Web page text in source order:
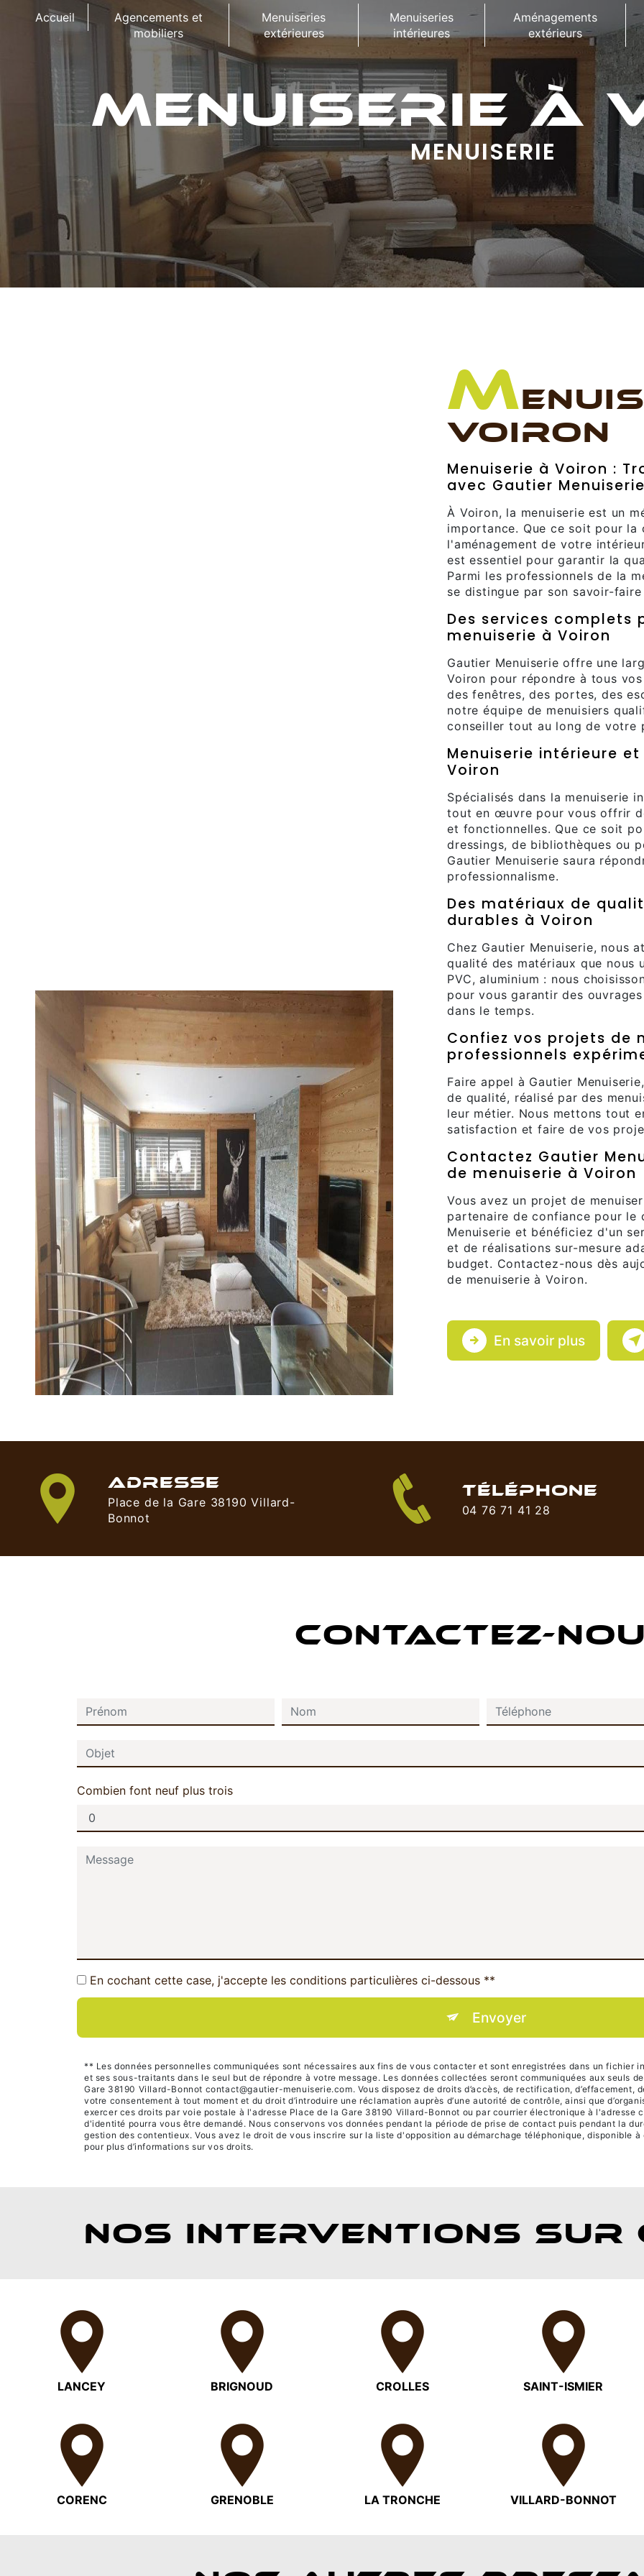
Accueil
Agencements et
mobiliers
Menuiseries
extérieures
Menuiseries
intérieures
Aménagements
extérieurs
MENUISERIE À
MENUISERIE
M
VOIRON
Menuiserie à Voiron :
avec Gautier
À Voiron, la menuiserie est un
importance. Que ce soit pour
l'aménagement de votre
est essentiel pour garantir la
Parmi les professionnels de la
se distingue par son savoir-
Des services complets
menuiserie à Voiron
Gautier Menuiserie offre une
Voiron pour répondre à tous
des fenêtres, des portes, des
notre équipe de menuisiers
conseiller tout au long de votre
Menuiserie intérieure
Voiron
Spécialisés dans la menuiserie
tout en œuvre pour vous offrir
et fonctionnelles. Que ce soit
dressings, de bibliothèques ou
Gautier Menuiserie saura
professionnalisme.
Des matériaux de
durables à Voiron
Chez Gautier Menuiserie, nous
qualité des matériaux que nous
PVC, aluminium : nous
pour vous garantir des
dans le temps.
Confiez vos projets de
professionnels
Faire appel à Gautier
de qualité, réalisé par des
leur métier. Nous mettons tout
satisfaction et faire de vos
Contactez Gautier
de menuiserie à Voiron
Vous avez un projet de
partenaire de confiance pour le
Menuiserie et bénéficiez d'un
et de réalisations sur-mesure
budget. Contactez-nous dès
de menuiserie à Voiron.
En savoir plus
ADRESSE
Place de la Gare 38190 Villard-
Bonnot
TÉLÉPHONE
04 76 71 41 28
CONTACTEZ-
Combien font neuf plus trois
En cochant cette case, j'accepte les conditions particulières ci-dessous **
Envoyer
** Les données personnelles communiquées sont nécessaires aux fins de vous contacter et sont enregistrées dans un fichier
et ses sous-traitants dans le seul but de répondre à votre message. Les données collectées seront communiquées aux seuls
Gare 38190 Villard-Bonnot contact@gautier-menuiserie.com. Vous disposez de droits d’accès, de rectification, d’effacement,
votre consentement à tout moment et du droit d’introduire une réclamation auprès d’une autorité de contrôle, ainsi que
exercer ces droits par voie postale à l'adresse Place de la Gare 38190 Villard-Bonnot ou par courrier électronique à
d'identité pourra vous être demandé. Nous conservons vos données pendant la période de prise de contact puis pendant la
gestion des contentieux. Vous avez le droit de vous inscrire sur la liste d'opposition au démarchage téléphonique, disponible
pour plus d’informations sur vos droits.
NOS INTERVENTIONS SUR
LANCEY BRIGNOUD CROLLES SAINT-ISMIER
CORENC GRENOBLE LA TRONCHE VILLARD-BONNOT
Panneau de gestion des cookies